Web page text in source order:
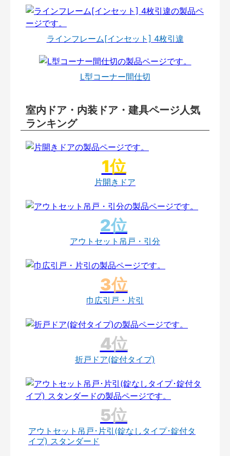
ラインフレーム[インセット] 4枚引違
L型コーナー間仕切
室内ドア・内装ドア・建具ページ人気
ランキング
片開きドア
アウトセット吊戸・引分
巾広引戸・片引
折戸ドア(錠付タイプ)
アウトセット吊戸･片引(錠なしタイプ･錠付タ
イプ) スタンダード